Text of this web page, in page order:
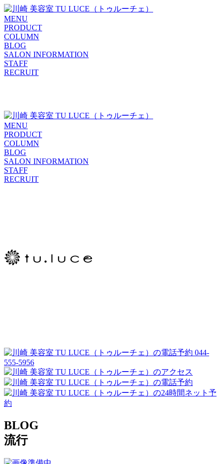
MENU
PRODUCT
COLUMN
BLOG
SALON INFORMATION
STAFF
RECRUIT
MENU
PRODUCT
COLUMN
BLOG
SALON INFORMATION
STAFF
RECRUIT
044-
555-5956
BLOG
流行